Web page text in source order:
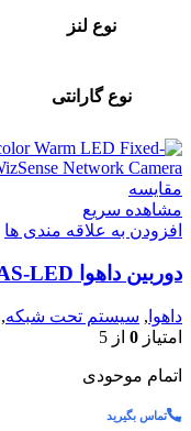
نوع لنز
نوع گارانتی
مقایسه
مشاهده سریع
افزودن به علاقه مندی ها
دوربین داهوا IPC-HFW3549E-AS-LED
داهوا , سیستم تحت شبکه,
امتیاز 0 از 5
اتمام موحودی
تماس بگیرید